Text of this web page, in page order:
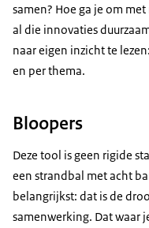
samen? Hoe ga je om
al die innovaties
naar eigen inzicht te
en per thema.
Bloopers
Deze tool is geen rigide
een strandbal met acht
belangrijkst: dat is de
samenwerking. Dat waar